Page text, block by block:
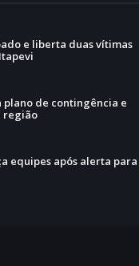
e liberta duas vítimas
plano de contingência e
região
equipes após alerta para